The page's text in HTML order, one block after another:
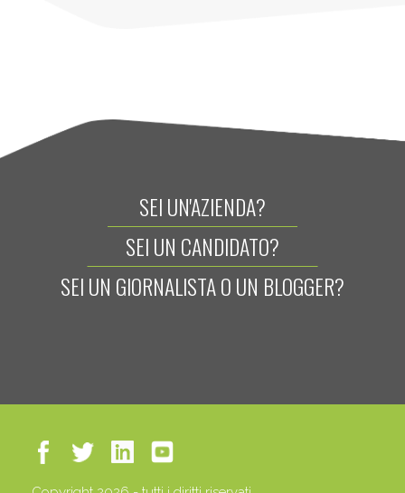
SEI UN'AZIENDA?
SEI UN CANDIDATO?
SEI UN GIORNALISTA O UN BLOGGER?